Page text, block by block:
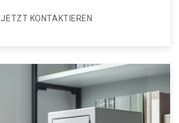
JETZT KONTAKTIEREN